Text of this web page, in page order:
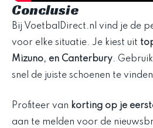
Conclusie
Bij VoetbalDirect.nl vind je de
voor elke situatie. Je kiest uit
Mizuno, en Canterbury. Gebruik
snel de juiste schoenen te
Profiteer van korting op je
aan te melden voor de